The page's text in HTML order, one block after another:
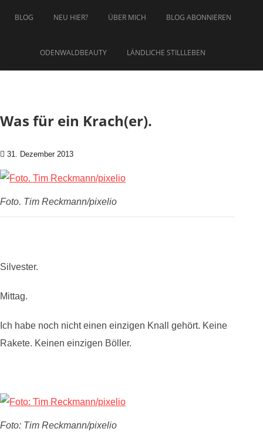
BLOG
NEU HIER? ÜBER MICH BLOG ABONNIEREN
ODENWALDBEAUTY LÄNDLICHE STILLLEBEN
Was für ein Krach(er).
31. Dezember 2013
Foto. Tim Reckmann/pixelio
Silvester.
Mittag.
Ich habe noch nicht einen einzigen Knall gehört. Keine
Rakete. Keinen einzigen Böller.
Foto: Tim Reckmann/pixelio